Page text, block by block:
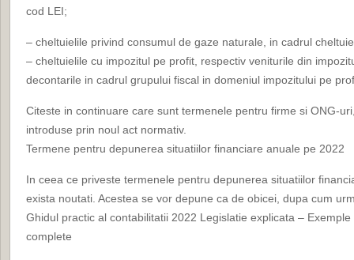
cod LEI;
– cheltuielile privind consumul de gaze naturale, in cadrul
– cheltuielile cu impozitul pe profit, respectiv veniturile din
decontarile in cadrul grupului fiscal in domeniul impozitului pe
Citeste in continuare care sunt termenele pentru firme si ONG-
introduse prin noul act normativ.
Termene pentru depunerea situatiilor financiare anuale pe 2022
In ceea ce priveste termenele pentru depunerea situatiilor
exista noutati. Acestea se vor depune ca de obicei, dupa cum
Ghidul practic al contabilitatii 2022 Legislatie explicata –
complete